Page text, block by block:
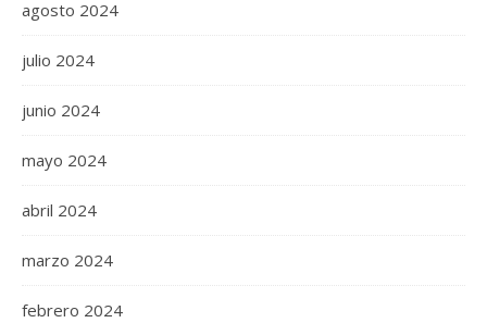
agosto 2024
julio 2024
junio 2024
mayo 2024
abril 2024
marzo 2024
febrero 2024